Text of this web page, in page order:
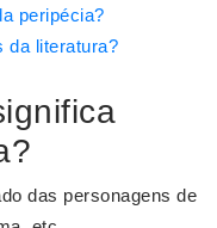
peripécia?
da literatura?
das personagens de